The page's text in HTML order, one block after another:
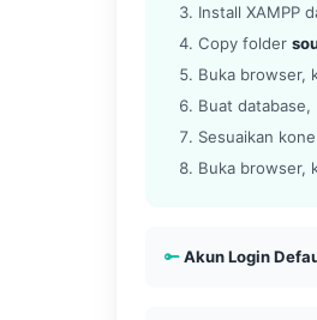
Install XAMPP
Copy folder
Buka browser,
Buat
Sesuaikan
Buka browser,
Akun Login